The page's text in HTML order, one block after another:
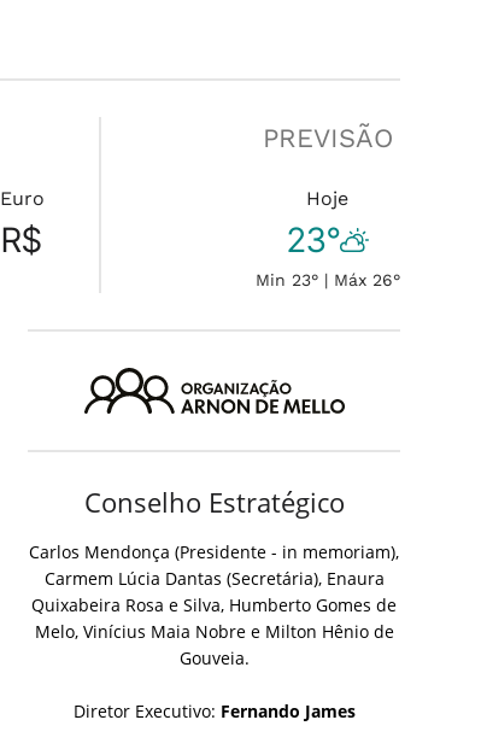
Euro
R$
PREVISÃO
Hoje
23°
Min 23° | Máx 26°
Conselho Estratégico
Carlos Mendonça (Presidente - in memoriam),
Carmem Lúcia Dantas (Secretária), Enaura
Quixabeira Rosa e Silva, Humberto Gomes de
Melo, Vinícius Maia Nobre e Milton Hênio de
Gouveia.
Diretor Executivo: Fernando James